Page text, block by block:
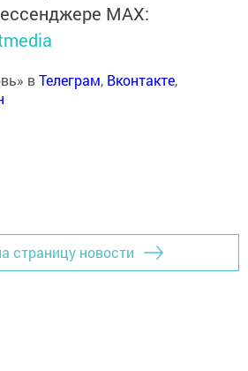
MАХ:
вТелеграм, Вконтакте,
страницу новости